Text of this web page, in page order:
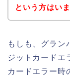
という方はい
もしも、グラン
ジットカードエ
カードエラー時